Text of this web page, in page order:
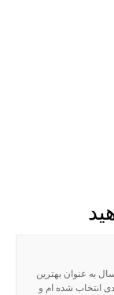
به عنوان بهترین
انتخاب شده ام و